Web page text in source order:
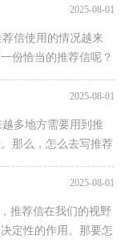
2025-08-01
信使用的情况越来
份恰当的推荐信呢？
2025-08-01
多地方需要用到推
那么，怎么去写推荐
荐信，仅...
2025-08-01
推荐信在我们的视野
定性的作用。那要怎